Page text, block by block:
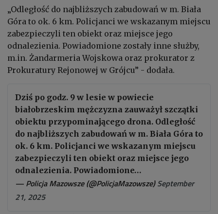
„Odległość do najbliższych zabudowań w m. Biała
Góra to ok. 6 km. Policjanci we wskazanym miejscu
zabezpieczyli ten obiekt oraz miejsce jego
odnalezienia. Powiadomione zostały inne służby,
m.in. Żandarmeria Wojskowa oraz prokurator z
Prokuratury Rejonowej w Grójcu” - dodała.
Dziś po godz. 9 w lesie w powiecie
białobrzeskim mężczyzna zauważył szczątki
obiektu przypominającego drona. Odległość
do najbliższych zabudowań w m. Biała Góra to
ok. 6 km. Policjanci we wskazanym miejscu
zabezpieczyli ten obiekt oraz miejsce jego
odnalezienia. Powiadomione…
— Policja Mazowsze (@PolicjaMazowsze)September
21, 2025